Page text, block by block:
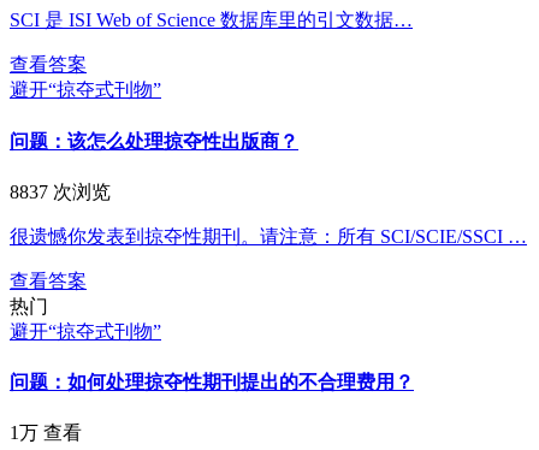
SCI 是 ISI Web of Science 数据库里的引文数据…
查看答案
避开“掠夺式刊物”
问题：该怎么处理掠夺性出版商？
8837 次浏览
很遗憾你发表到掠夺性期刊。请注意：所有 SCI/SCIE/SSCI …
查看答案
热门
避开“掠夺式刊物”
问题：如何处理掠夺性期刊提出的不合理费用？
1万 查看